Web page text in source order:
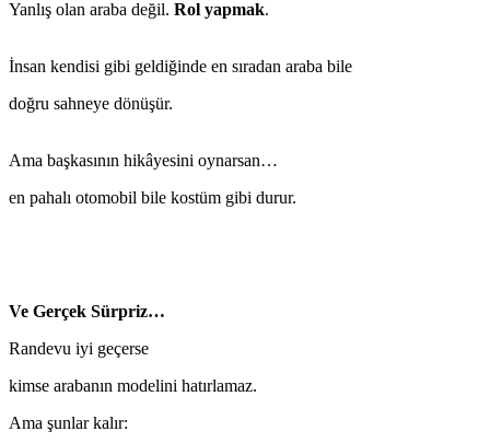
Yanlış olan araba değil. Rol yapmak.
İnsan kendisi gibi geldiğinde en sıradan araba bile
doğru sahneye dönüşür.
Ama başkasının hikâyesini oynarsan…
en pahalı otomobil bile kostüm gibi durur.
Ve Gerçek Sürpriz…
Randevu iyi geçerse
kimse arabanın modelini hatırlamaz.
Ama şunlar kalır: